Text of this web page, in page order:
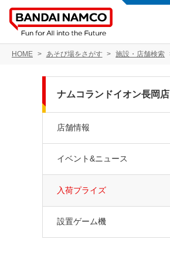
HOME あそび場をさがす 施設・店舗検索
ナムコランドイオン長岡店
店舗情報
イベント&ニュース
入荷プライズ
設置ゲーム機